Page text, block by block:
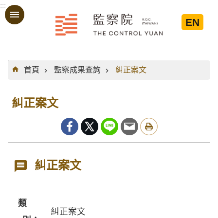
跳到主要內容區塊
:::
EN
:::
首頁
監察成果查詢 糾正案文
糾正案文
糾正案文
類
糾正案文